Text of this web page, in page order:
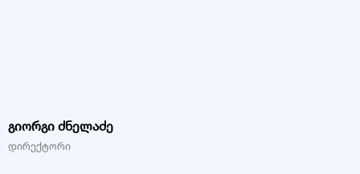
გიორგი ძნელაძე
დირექტორი